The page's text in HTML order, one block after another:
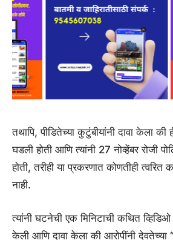
तथापि, पीडितेच्या कुटुंबीयांनी दावा केला की
घडली होती आणि त्यांनी 27 नोव्हेंबर रोजी
होती, तरीही या प्रकरणात कोणतीही त्वरित
नाही.
त्यांनी घटनेची एक मिनिटाची कथित
केली आणि दावा केला की आरोपींनी देवतेच्या